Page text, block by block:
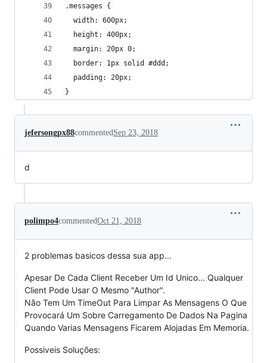
.messages {
  width: 600px;
  height: 400px;
  margin: 20px 0;
  border: 1px solid #ddd;
  padding: 20px;
}
jefersongpx88commentedSep 23, 2018
d
polimpo4commentedOct 21, 2018
2 problemas basicos dessa sua app...
Apesar De Cada Client Receber Um Id Unico... Qualquer
Client Pode Usar O Mesmo "Author".
Não Tem Um TimeOut Para Limpar As Mensagens O Que
Provocará Um Sobre Carregamento De Dados Na Pagina
Quando Varias Mensagens Ficarem Alojadas Em Memoria.
Possiveis Soluções: